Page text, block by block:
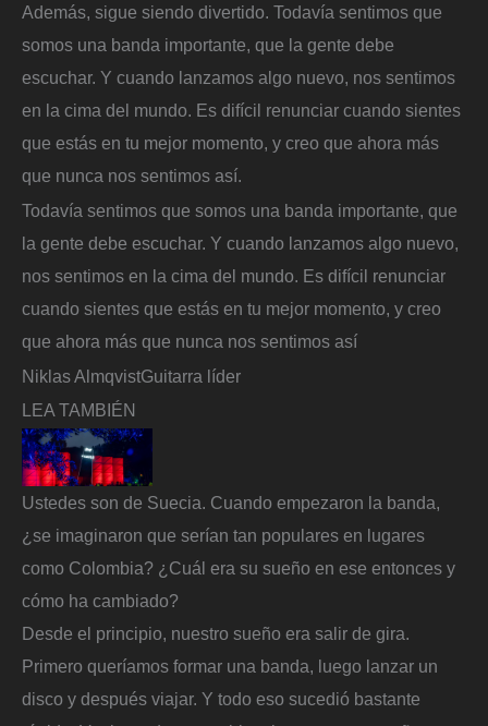
Además, sigue siendo divertido. Todavía sentimos que
somos una banda importante, que la gente debe
escuchar. Y cuando lanzamos algo nuevo, nos sentimos
en la cima del mundo. Es difícil renunciar cuando sientes
que estás en tu mejor momento, y creo que ahora más
que nunca nos sentimos así.
Todavía sentimos que somos una banda importante, que
la gente debe escuchar. Y cuando lanzamos algo nuevo,
nos sentimos en la cima del mundo. Es difícil renunciar
cuando sientes que estás en tu mejor momento, y creo
que ahora más que nunca nos sentimos así
Niklas AlmqvistGuitarra líder
LEA TAMBIÉN
Ustedes son de Suecia. Cuando empezaron la banda,
¿se imaginaron que serían tan populares en lugares
como Colombia? ¿Cuál era su sueño en ese entonces y
cómo ha cambiado?
Desde el principio, nuestro sueño era salir de gira.
Primero queríamos formar una banda, luego lanzar un
disco y después viajar. Y todo eso sucedió bastante